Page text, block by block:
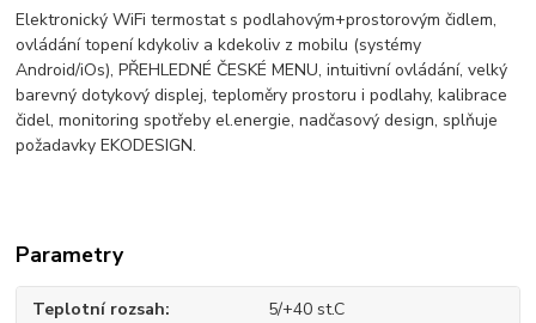
Elektronický WiFi termostat s podlahovým+prostorovým čidlem,
ovládání topení kdykoliv a kdekoliv z mobilu (systémy
Android/iOs), PŘEHLEDNÉ ČESKÉ MENU, intuitivní ovládání, velký
barevný dotykový displej, teploměry prostoru i podlahy, kalibrace
čidel, monitoring spotřeby el.energie, nadčasový design, splňuje
požadavky EKODESIGN.
Parametry
Teplotní rozsah 5/+40 st.C